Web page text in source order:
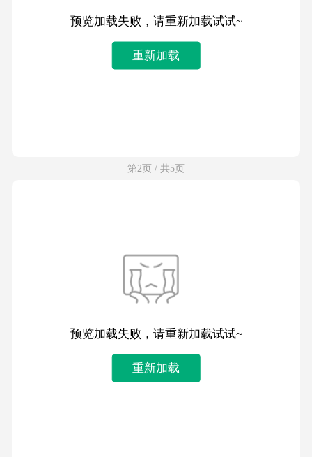
预览加载失败，请重新加载试试~
重新加载
第2页 / 共5页
预览加载失败，请重新加载试试~
重新加载